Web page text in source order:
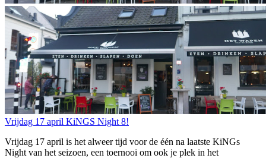
Vrijdag 17 april KiNGS Night 8!
Vrijdag 17 april is het alweer tijd voor de één na laatste KiNGs
Night van het seizoen, een toernooi om ook je plek in het
eindklassement te verbeteren.
Op deze avond spelen we zoals...
Lees verder
Eric De Moor///9 april 2026 ///0 KiNGs gekregen